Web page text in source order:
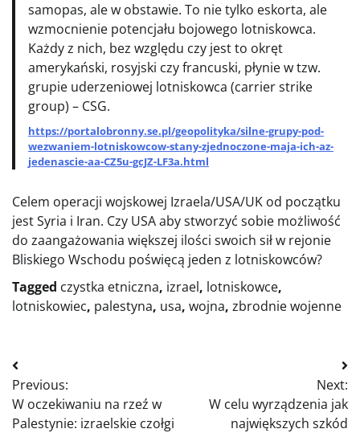
samopas, ale w obstawie. To nie tylko eskorta, ale
wzmocnienie potencjału bojowego lotniskowca.
Każdy z nich, bez względu czy jest to okręt
amerykański, rosyjski czy francuski, płynie w tzw.
grupie uderzeniowej lotniskowca (carrier strike
group) – CSG.
https://portalobronny.se.pl/geopolityka/silne-grupy-pod-
wezwaniem-lotniskowcow-stany-zjednoczone-maja-ich-az-
jedenascie-aa-CZ5u-gcJZ-LF3a.html
Celem operacji wojskowej Izraela/USA/UK od początku
jest Syria i Iran. Czy USA aby stworzyć sobie możliwość
do zaangażowania większej ilości swoich sił w rejonie
Bliskiego Wschodu poświęcą jeden z lotniskowców?
Tagged czystka etniczna, izrael, lotniskowce,
lotniskowiec, palestyna, usa, wojna, zbrodnie wojenne
Nawigacja
wpisu
Previous:
W oczekiwaniu na rzeź w
Palestynie: izraelskie czołgi
Next:
W celu wyrządzenia jak
największych szkód